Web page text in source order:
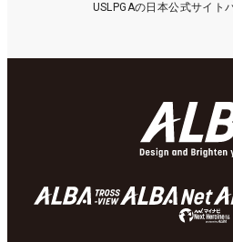
USLPGAの日本公式サイト